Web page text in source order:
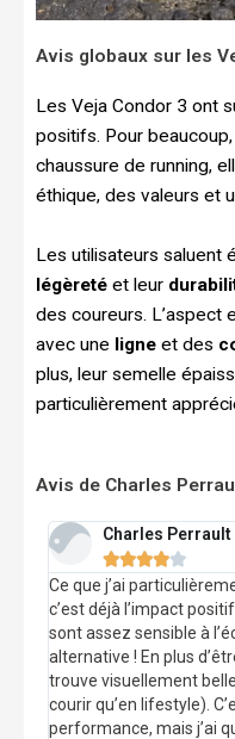
Avis globaux sur les
Les Veja Condor 3 ont
positifs. Pour
chaussure de running,
éthique, des valeurs et
Les utilisateurs saluent
légèreté et leur
des coureurs. L’aspect
avec une ligne et des
plus, leur semelle
particulièrement
Avis de Charles
Charles Perrault

Ce que j’ai
c’est déjà l’impact
sont assez sensible à
alternative ! En plus
trouve visuellement
courir qu’en lifestyle).
performance, mais j’ai